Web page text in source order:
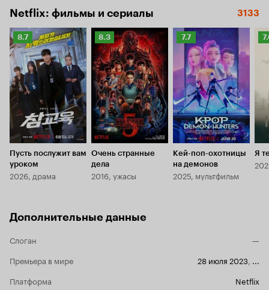
Netflix: фильмы и сериалы 3133
Рейтинг
Кинопоиска
8.7
8.7
Пусть послужит вам
уроком
2026, драма
Рейтинг
Кинопоиска
8.3
8.3
Очень странные
дела
2016, ужасы
Рейтинг
Кинопоиска
7.7
7.7
Кей-поп-охотницы
на демонов
2025, мультфильм
Я
Дополнительные данные
Слоган
—
Премьера в мире
28 июля 2023
Платформа
Netflix